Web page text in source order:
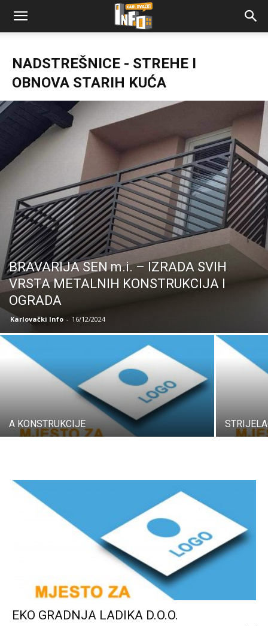
NADSTREŠNICE - STREHE I
OBNOVA STARIH KUĆA
BRAVARIJA SEN m.i. – IZRADA SVIH
VRSTA METALNIH KONSTRUKCIJA I
OGRADA
Karlovački Info - 16/12/2024
A KONSTRUKCIJE
EKO GRADNJA LADIKA D.O.O.